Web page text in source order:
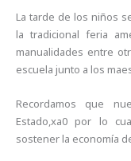
La tarde de los niños
la tradicional feria
manualidades entre
escuela junto a los
Recordamos que
Estado,xa0 por lo
sostener la economía